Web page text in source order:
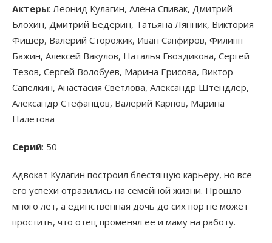
Актеры: Леонид Кулагин, Алёна Спивак, Дмитрий
Блохин, Дмитрий Бедерин, Татьяна Лянник, Виктория
Фишер, Валерий Сторожик, Иван Сапфиров, Филипп
Бажин, Алексей Вакулов, Наталья Гвоздикова, Сергей
Тезов, Сергей Волобуев, Марина Ерисова, Виктор
Сапёлкин, Анастасия Светлова, Александр Штендлер,
Александр Стефанцов, Валерий Карпов, Марина
Налетова
Серий: 50
Адвокат Кулагин построил блестящую карьеру, но все
его успехи отразились на семейной жизни. Прошло
много лет, а единственная дочь до сих пор не может
простить, что отец променял ее и маму на работу.